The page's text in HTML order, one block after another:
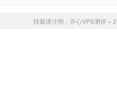
转载请注明： 开心VPS测评»